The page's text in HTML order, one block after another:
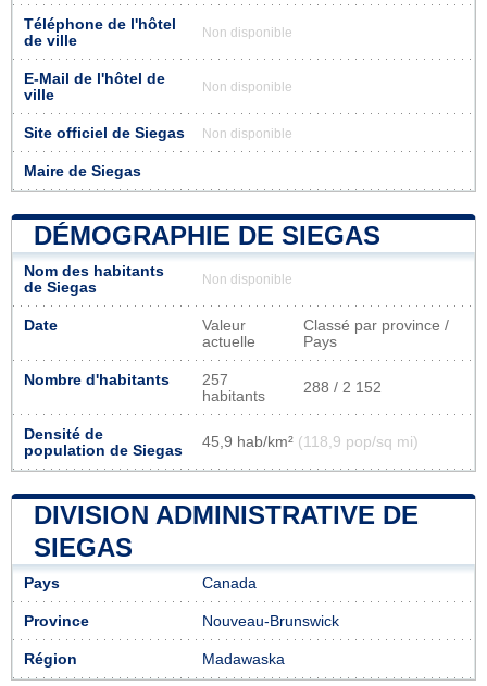
Téléphone de l'hôtel
de ville
Non disponible
E-Mail de l'hôtel de
ville
Non disponible
Site officiel de Siegas Non disponible
Maire de Siegas
DÉMOGRAPHIE DE SIEGAS
Nom des habitants
de Siegas
Non disponible
Date
Valeur
actuelle
Classé par province /
Pays
Nombre d'habitants
257
habitants
288 / 2 152
Densité de
population de Siegas
45,9 hab/km² (118,9 pop/sq mi)
DIVISION ADMINISTRATIVE DE
SIEGAS
Pays Canada
Province Nouveau-Brunswick
Région Madawaska